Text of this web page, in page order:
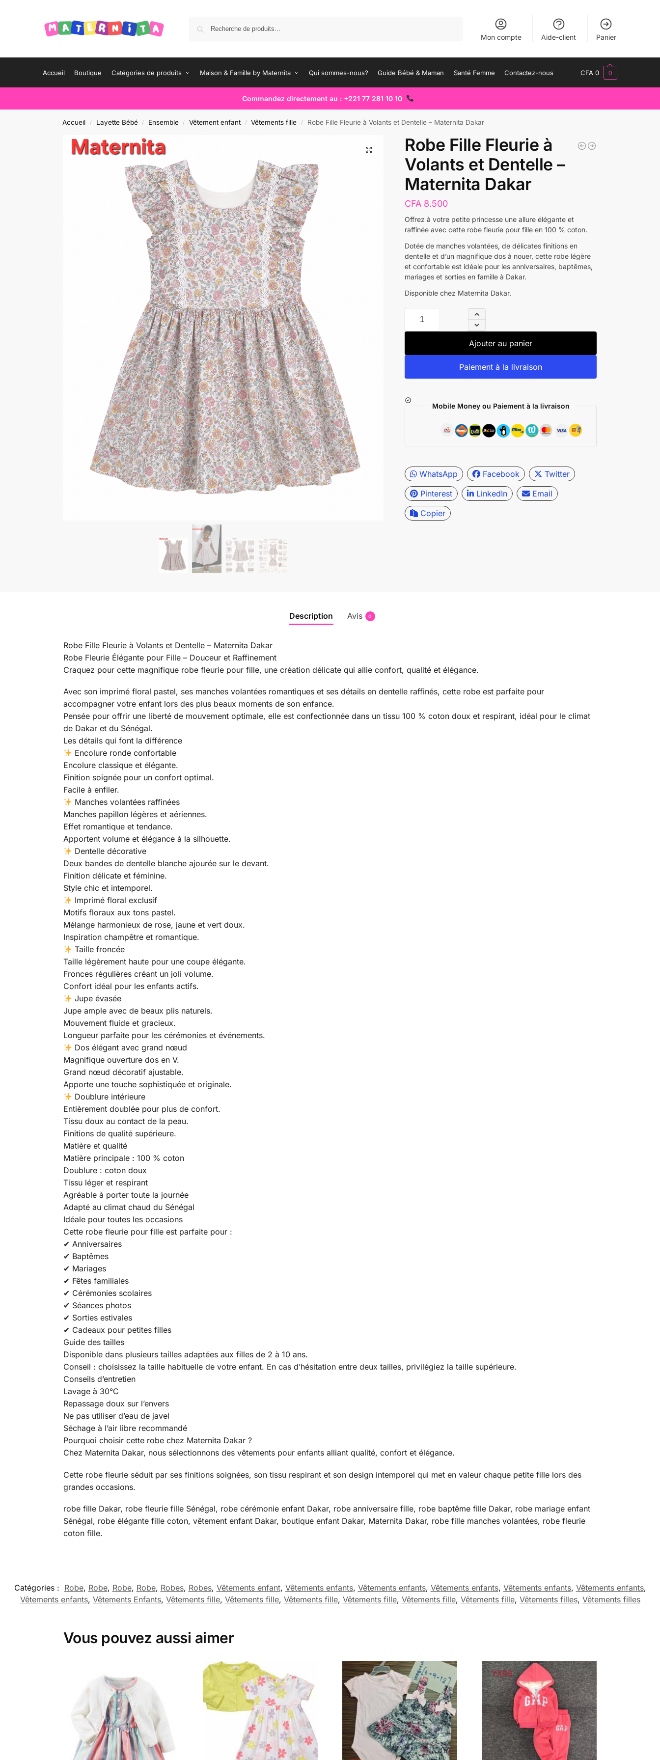
Mon compte Aide-client Panier
Accueil Boutique Catégories de produits Maison & Famille by Maternita Qui sommes-nous? Guide Bébé & Maman Santé Femme Contactez-nous CFA 0 0
Commandez directement au : +221 77 281 10 10
Accueil / Layette Bébé / Ensemble / Vêtement enfant / Vêtements fille / Robe Fille Fleurie à Volants et Dentelle – Maternita Dakar
Robe Fille Fleurie à
Volants et Dentelle –
Maternita Dakar
CFA 8.500
Offrez à votre petite princesse une allure élégante et
raffinée avec cette robe fleurie pour fille en 100 % coton.
Dotée de manches volantées, de délicates finitions en
dentelle et d’un magnifique dos à nouer, cette robe légère
et confortable est idéale pour les anniversaires, baptêmes,
mariages et sorties en famille à Dakar.
Disponible chez Maternita Dakar.
Ajouter au panier
Paiement à la livraison
Mobile Money ou Paiement à la livraison
WhatsApp Facebook
Twitter
Pinterest
LinkedIn
Email
Copier
Description Avis 0
Robe Fille Fleurie à Volants et Dentelle – Maternita Dakar
Robe Fleurie Élégante pour Fille – Douceur et Raffinement
Craquez pour cette magnifique robe fleurie pour fille, une création délicate qui allie confort, qualité et élégance.
Avec son imprimé floral pastel, ses manches volantées romantiques et ses détails en dentelle raffinés, cette robe est parfaite pour
accompagner votre enfant lors des plus beaux moments de son enfance.
Pensée pour offrir une liberté de mouvement optimale, elle est confectionnée dans un tissu 100 % coton doux et respirant, idéal pour le climat
de Dakar et du Sénégal.
Les détails qui font la différence
Encolure ronde confortable
Encolure classique et élégante.
Finition soignée pour un confort optimal.
Facile à enfiler.
Manches volantées raffinées
Manches papillon légères et aériennes.
Effet romantique et tendance.
Apportent volume et élégance à la silhouette.
Dentelle décorative
Deux bandes de dentelle blanche ajourée sur le devant.
Finition délicate et féminine.
Style chic et intemporel.
Imprimé floral exclusif
Motifs floraux aux tons pastel.
Mélange harmonieux de rose, jaune et vert doux.
Inspiration champêtre et romantique.
Taille froncée
Taille légèrement haute pour une coupe élégante.
Fronces régulières créant un joli volume.
Confort idéal pour les enfants actifs.
Jupe évasée
Jupe ample avec de beaux plis naturels.
Mouvement fluide et gracieux.
Longueur parfaite pour les cérémonies et événements.
Dos élégant avec grand nœud
Magnifique ouverture dos en V.
Grand nœud décoratif ajustable.
Apporte une touche sophistiquée et originale.
Doublure intérieure
Entièrement doublée pour plus de confort.
Tissu doux au contact de la peau.
Finitions de qualité supérieure.
Matière et qualité
Matière principale : 100 % coton
Doublure : coton doux
Tissu léger et respirant
Agréable à porter toute la journée
Adapté au climat chaud du Sénégal
Idéale pour toutes les occasions
Cette robe fleurie pour fille est parfaite pour :
✔ Anniversaires
✔ Baptêmes
✔ Mariages
✔ Fêtes familiales
✔ Cérémonies scolaires
✔ Séances photos
✔ Sorties estivales
✔ Cadeaux pour petites filles
Guide des tailles
Disponible dans plusieurs tailles adaptées aux filles de 2 à 10 ans.
Conseil : choisissez la taille habituelle de votre enfant. En cas d’hésitation entre deux tailles, privilégiez la taille supérieure.
Conseils d’entretien
Lavage à 30°C
Repassage doux sur l’envers
Ne pas utiliser d’eau de javel
Séchage à l’air libre recommandé
Pourquoi choisir cette robe chez Maternita Dakar ?
Chez Maternita Dakar, nous sélectionnons des vêtements pour enfants alliant qualité, confort et élégance.
Cette robe fleurie séduit par ses finitions soignées, son tissu respirant et son design intemporel qui met en valeur chaque petite fille lors des
grandes occasions.
robe fille Dakar, robe fleurie fille Sénégal, robe cérémonie enfant Dakar, robe anniversaire fille, robe baptême fille Dakar, robe mariage enfant
Sénégal, robe élégante fille coton, vêtement enfant Dakar, boutique enfant Dakar, Maternita Dakar, robe fille manches volantées, robe fleurie
coton fille.
Catégories : Robe, Robe, Robe, Robe, Robes, Robes, Vêtements enfant, Vêtements enfants, Vêtements enfants, Vêtements enfants, Vêtements enfants, Vêtements enfants,
Vêtements enfants, Vêtements Enfants, Vêtements fille, Vêtements fille, Vêtements fille, Vêtements fille, Vêtements fille, Vêtements fille, Vêtements filles, Vêtements filles
Vous pouvez aussi aimer